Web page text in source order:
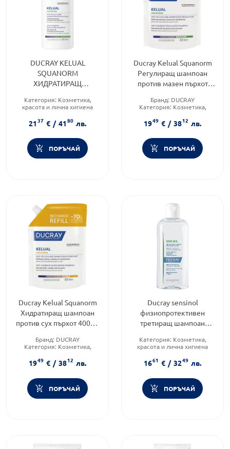
DUCRAY KELUAL
SQUANORM
ХИДРАТИРАЩ
ПРОТИВ МАЗЕН ПЪРХОТ
Категория: Козметика,
красота и лична хигиена
Форма на продукта: шампоан
2137 € / 4180 лв.
ПОРЪЧАЙ
Ducray Kelual Squanorm
Регулиращ шампоан
против мазен пърхот
Бранд: DUCRAY
Категория: Козметика,
Продуктова линия:Kelual
1949 € / 3812 лв.
ПОРЪЧАЙ
Ducray Kelual Squanorm
Хидратиращ шампоан
против сух пърхот 400мл
Бранд: DUCRAY
Категория: Козметика,
Продуктова линия:Kelual
1949 € / 3812 лв.
ПОРЪЧАЙ
Ducray sensinol
физиопротективен
третиращ шампоан
Категория: Козметика,
красота и лична хигиена
Форма на продукта: шампоан
1661 € / 3249 лв.
ПОРЪЧАЙ